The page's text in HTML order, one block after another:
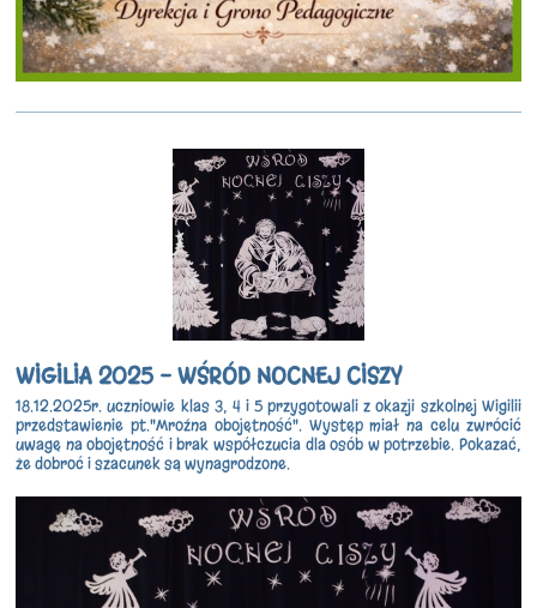
WIGILIA 2025 - WŚRÓD NOCNEJ CISZY
18.12.2025r. uczniowie klas 3, 4 i 5 przygotowali z okazji szkolnej Wigilii
przedstawienie pt."Mroźna obojętność". Występ miał na celu zwrócić
uwagę na obojętność i brak współczucia dla osób w potrzebie. Pokazać,
że dobroć i szacunek są wynagrodzone.